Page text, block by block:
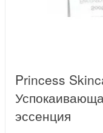
Princess
эссенция